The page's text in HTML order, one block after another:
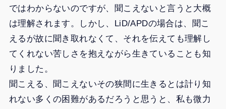
ではわからないのですが、聞こえないと言うと大概
は理解されます。しかし、LiD/APDの場合は、聞こ
えるが故に聞き取れなくて、それを伝えても理解し
てくれない苦しさを抱えながら生きていることも知
りました。
聞こえる、聞こえないその狭間に生きるとは計り知
れない多くの困難があるだろうと思うと、私も微力